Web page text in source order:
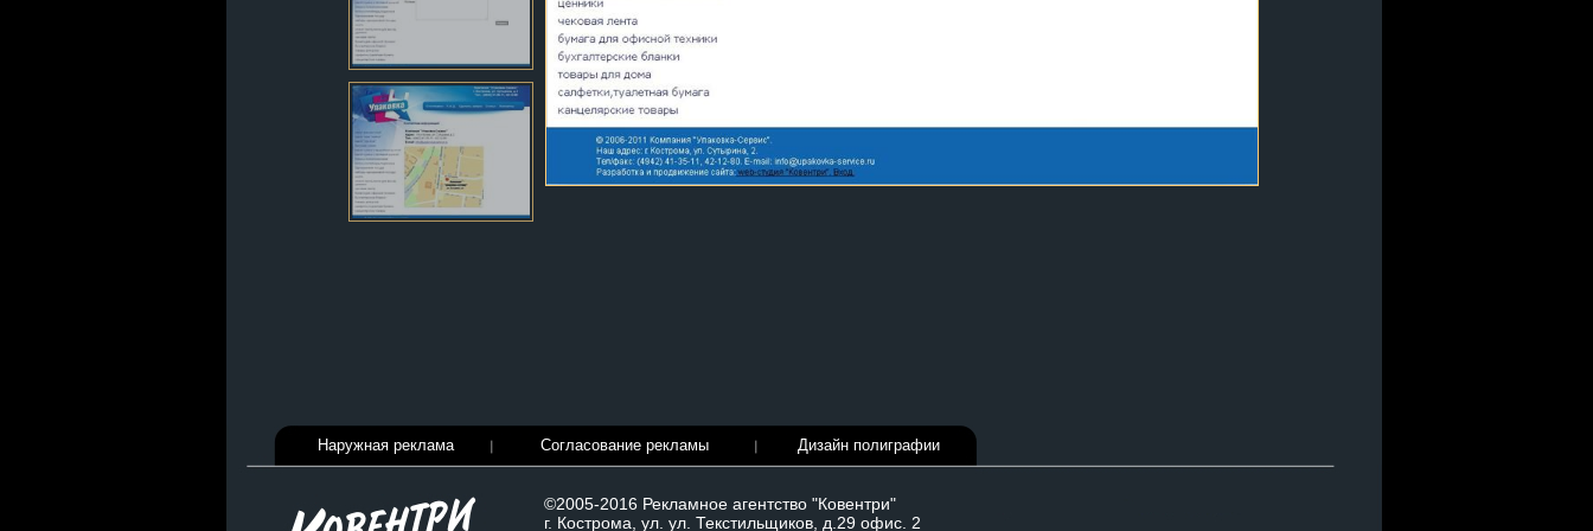
Наружная реклама Согласование рекламы Дизайн полиграфии
©2005-2016 Рекламное агентство "Ковентри"
г. Кострома, ул. ул. Текстильщиков, д.29 офис. 2